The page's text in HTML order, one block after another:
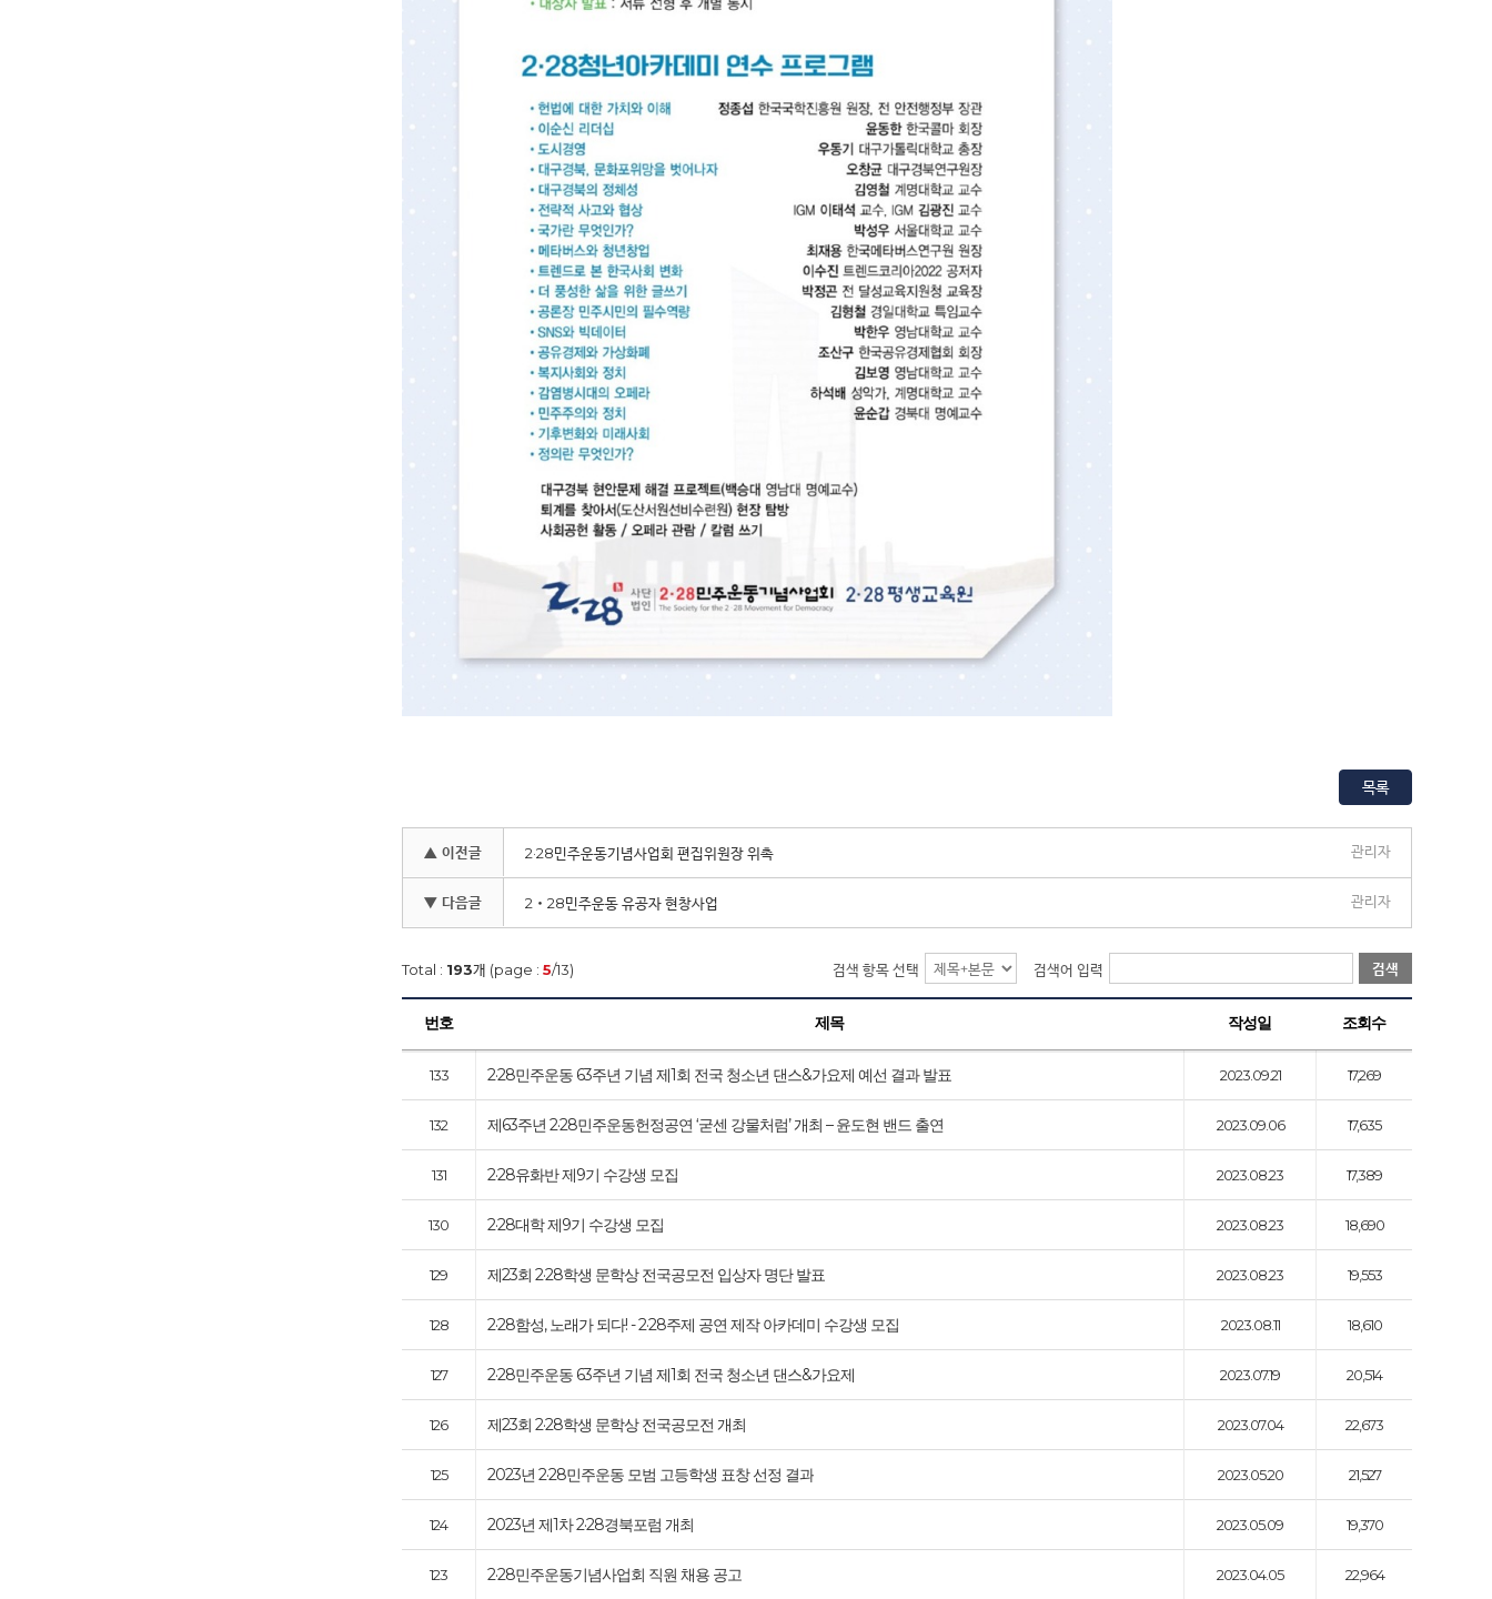
목록
▲ 이전글 2·28민주운동기념사업회 편집위원장 위촉 관리자
▼ 다음글 2‧28민주운동 유공자 현창사업 관리자
Total : 193개 (page : 5/13) 검색 항목 선택 검색어 입력 검색
번호 제목 작성일 조회수
133 2·28민주운동 63주년 기념 제1회 전국 청소년 댄스&가요제 예선 결과 발표 2023.09.21 17,269
132 제63주년 2·28민주운동헌정공연 ‘굳센 강물처럼’ 개최 – 윤도현 밴드 출연 2023.09.06 17,635
131 2·28유화반 제9기 수강생 모집 2023.08.23 17,389
130 2·28대학 제9기 수강생 모집 2023.08.23 18,690
129 제23회 2·28학생 문학상 전국공모전 입상자 명단 발표 2023.08.23 19,553
128 2·28함성, 노래가 되다! - 2·28주제 공연 제작 아카데미 수강생 모집 2023.08.11 18,610
127 2·28민주운동 63주년 기념 제1회 전국 청소년 댄스&가요제 2023.07.19 20,514
126 제23회 2·28학생 문학상 전국공모전 개최 2023.07.04 22,673
125 2023년 2·28민주운동 모범 고등학생 표창 선정 결과 2023.05.20 21,527
124 2023년 제1차 2·28경북포럼 개최 2023.05.09 19,370
123 2·28민주운동기념사업회 직원 채용 공고 2023.04.05 22,964